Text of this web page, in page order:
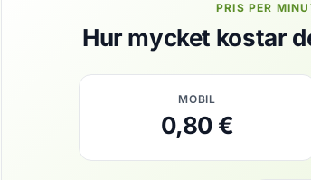
PRIS PER
Hur mycket kostar
MOBIL
0,80 €